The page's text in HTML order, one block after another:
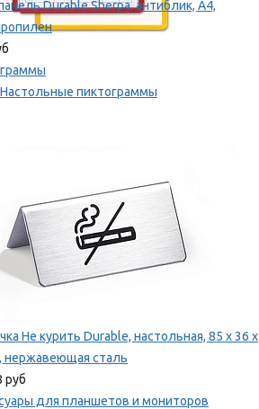
Durable Sherpa, антиблик, А4,
Настольные пиктограммы
Не курить Durable, настольная, 85 x 36 x
нержавеющая сталь
руб
для планшетов и мониторов